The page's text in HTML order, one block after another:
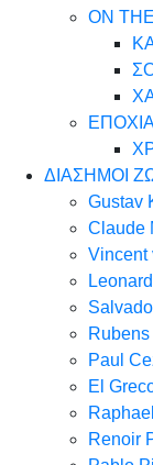
ON
ΔΙΑΣΗΜΟΙ
Gustav
Claude
Vincent
Rubens
Paul
El
Raphael
Renoir